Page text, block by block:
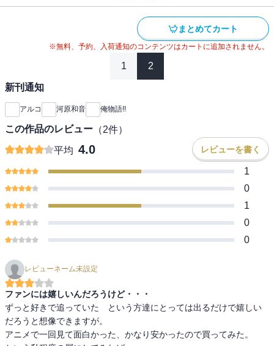
まとめてカート
※無料、予約、入荷通知のコンテンツはカートに追加されません。
1 2
新刊通知
アルコ 河原和音 俺物語!!
この作品のレビュー （2件）
平均 4.0 レビューを書く
1
0
1
0
0
レビューネーム未設定
ファンには嬉しいんだろうけど・・・
ずっと好きで追っていた　という方達にとっては出るだけで嬉しい
だろうと想像できますが。
アニメで一回見て面白かった、かなり安かったので買ってみた。